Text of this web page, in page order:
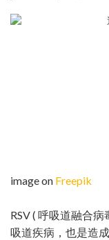
image on Freepik
RSV ( 呼吸道融合
吸道疾病，也是造